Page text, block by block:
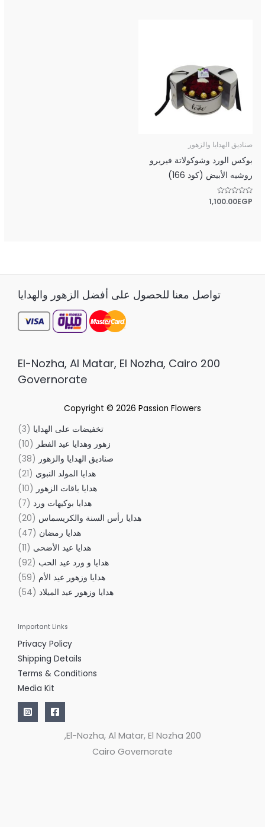
صناديق الهدايا والزهور
بوكس الورد وشوكولاتة فيريرو
روشيه الأبيض (كود 166)
تم
1,100.00EGP
تواصل معنا للحصول على أفضل الزهور والهدايا
200 El-Nozha, Al Matar, El Nozha, Cairo
Governorate
Copyright © 2026 Passion Flowers
تخفيضات على الهدايا
3
زهور وهدايا عيد الفطر 10
صناديق الهدايا والزهور 38
هدايا المولد النبوي 21
هدايا باقات الزهور 10
هدايا بوكيهات ورد 7
هدايا رأس السنة والكريسماس 20
هدايا رمضان 47
هدايا عيد الأضحى 11
هدايا و ورد عيد الحب 92
هدايا وزهور عيد الأم 59
هدايا وزهور عيد الميلاد 54
Important Links
Privacy Policy
Shipping Details
Terms & Conditions
Media Kit
200 El-Nozha, Al Matar, El Nozha,
Cairo Governorate